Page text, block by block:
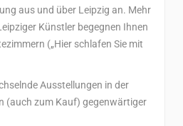
aus und über Leipzig an. Mehr
Künstler begegnen Ihnen
(„Hier schlafen Sie mit
Ausstellungen in der
(auch zum Kauf) gegenwärtiger